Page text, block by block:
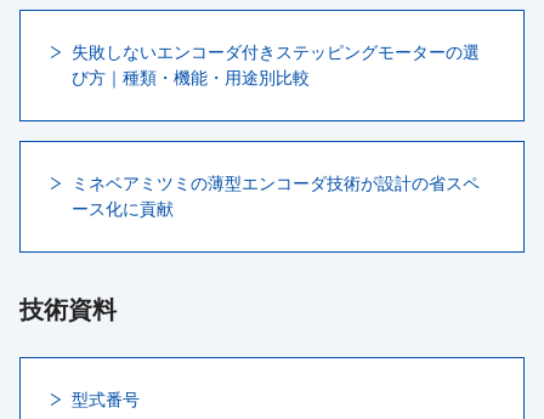
失敗しないエンコーダ付きステッピングモーターの選
び方｜種類・機能・用途別比較
ミネベアミツミの薄型エンコーダ技術が設計の省スペ
ース化に貢献
技術資料
型式番号